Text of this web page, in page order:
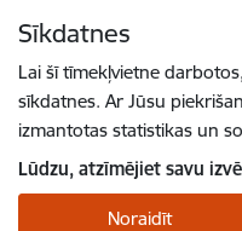
Sīkdatnes
Lai šī tīmekļvietne
sīkdatnes. Ar Jūsu
izmantotas statistikas un
Lūdzu, atzīmējiet savu
Noraidīt